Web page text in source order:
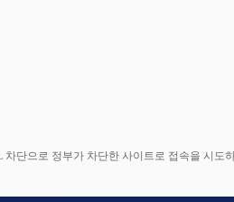
단으로 정부가 차단한 사이트로 접속을 시도